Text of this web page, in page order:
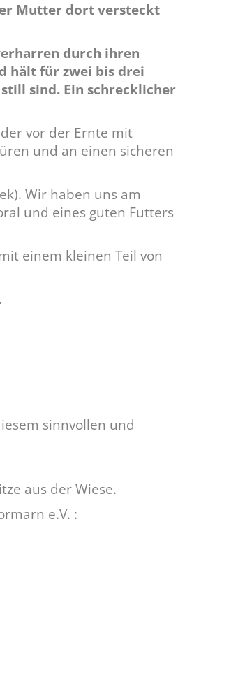
Mutter dort versteckt
durch ihren
hält für zwei bis drei
sind. Ein schrecklicher
vor der Ernte mit
und an einen sicheren
Wir haben uns am
und eines guten Futters
einem kleinen Teil von
sinnvollen und
aus der Wiese.
e.V. :